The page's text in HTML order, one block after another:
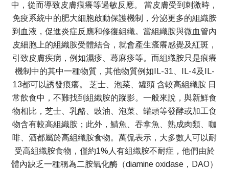
中，從而導致皮膚痕癢等過敏反應。 當皮膚受到刺激時，
免疫系統中的肥大細胞啟動保護機制，分泌更多的組織胺
到血液，促進炎症反應和修復組織。當組織胺與微血管內
皮細胞上的組織胺受體結合，就會產生瘙癢感覺及紅斑，
引致皮膚疾病，例如濕疹、蕁麻疹等。而組織胺只是痕癢
機制中的其中一種物質，其他物質例如IL-31、IL-4及IL-
13都可以誘發痕癢。 芝士、泡菜、罐頭 含較高組織胺 日
常飲食中，不難找到組織胺的蹤影。一般來說，與新鮮食
物相比，芝士、乳酪、豉油、泡菜、罐頭等發酵或加工食
物含有較高組織胺；此外，鯖魚、吞拿魚、熟成肉類、咖
啡、酒都屬於高組織胺食物。萬侃表示，大多數人可以耐
受高組織胺食物，僅約1%人有組織胺不耐症，他們由於
體內缺乏一種稱為二胺氧化酶（diamine oxidase，DAO）